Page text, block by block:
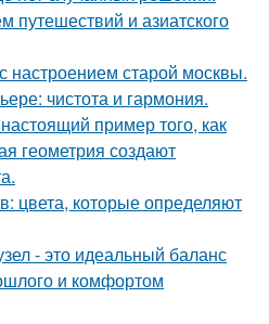
путешествий и азиатского
настроением старой москвы.
чистота и гармония.
пример того, как
геометрия создают
цвета, которые определяют
- это идеальный баланс
и комфортом